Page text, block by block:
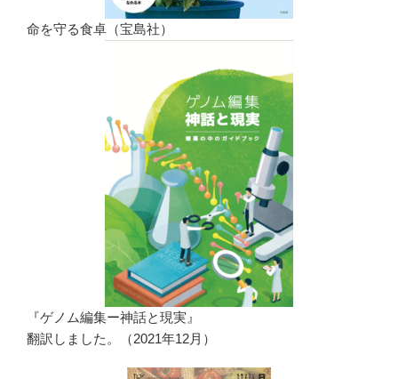
命を守る食卓（宝島社）
『ゲノム編集ー神話と現実』
翻訳しました。（2021年12月）